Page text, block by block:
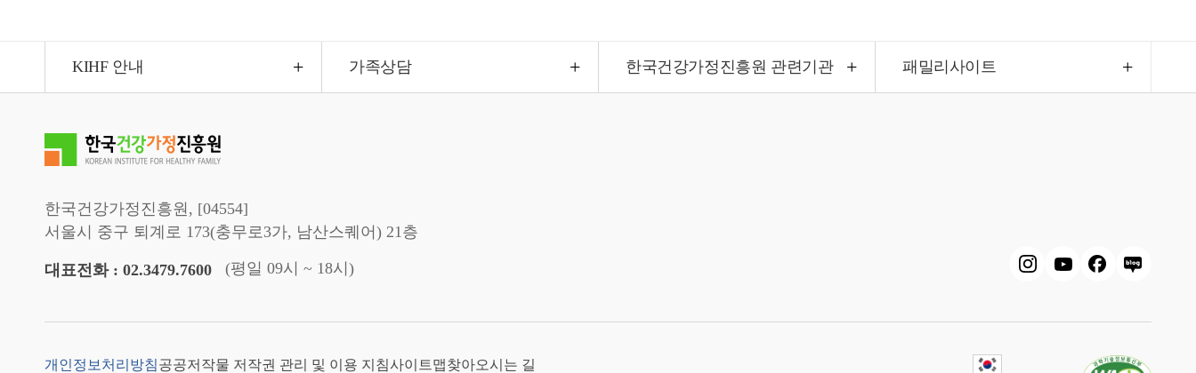
KIHF 안내 가족상담 한국건강가정진흥원 관련기관 패밀리사이트
한국건강가정진흥원, [04554]
서울시 중구 퇴계로 173(충무로3가, 남산스퀘어) 21층
대표전화 : 02.3479.7600 (평일 09시 ~ 18시)
개인정보처리방침공공저작물 저작권 관리 및 이용 지침사이트맵찾아오시는 길